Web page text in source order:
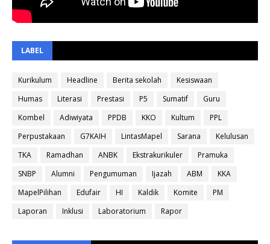
LABEL
Kurikulum Headline Berita sekolah
Kesiswaan
Humas
Literasi Prestasi P5 Sumatif
Guru
Kombel
Adiwiyata PPDB KKO Kultum
PPL
Perpustakaan
G7KAIH LintasMapel Sarana
Kelulusan
TKA
Ramadhan ANBK Ekstrakurikuler
Pramuka
SNBP
Alumni Pengumuman Ijazah ABM
KKA
MapelPilihan
Edufair HI Kaldik Komite
PM
Laporan
Inklusi Laboratorium Rapor